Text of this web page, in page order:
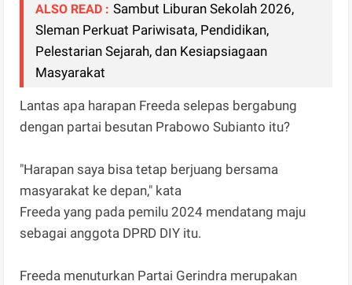
ALSO READ : Sambut Liburan Sekolah 2026,
Sleman Perkuat Pariwisata, Pendidikan,
Pelestarian Sejarah, dan Kesiapsiagaan
Masyarakat
Lantas apa harapan Freeda selepas bergabung
dengan partai besutan Prabowo Subianto itu?
"Harapan saya bisa tetap berjuang bersama
masyarakat ke depan," kata
Freeda yang pada pemilu 2024 mendatang maju
sebagai anggota DPRD DIY itu.
Freeda menuturkan Partai Gerindra merupakan